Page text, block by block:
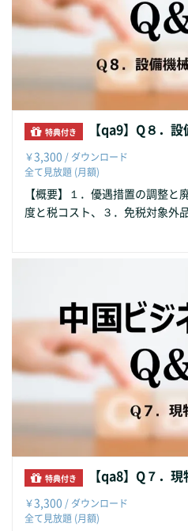
特典付き 【qa9】Q８．
￥3,300 / ダウンロード
全て見放題 (月額)
【概要】１．優遇措置の調整
度と税コスト、３．免税対象外
特典付き 【qa8】Q７．
￥3,300 / ダウンロード
全て見放題 (月額)